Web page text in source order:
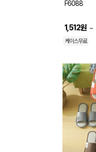
F6088
1,512원 ~
케이스무료